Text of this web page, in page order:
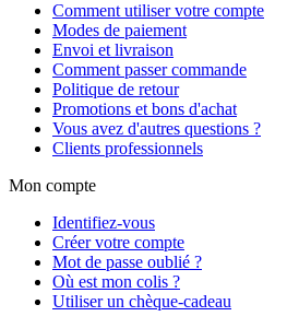
Comment utiliser votre compte
Modes de paiement
Envoi et livraison
Comment passer commande
Politique de retour
Promotions et bons d'achat
Vous avez d'autres questions ?
Clients professionnels
Mon compte
Identifiez-vous
Créer votre compte
Mot de passe oublié ?
Où est mon colis ?
Utiliser un chèque-cadeau